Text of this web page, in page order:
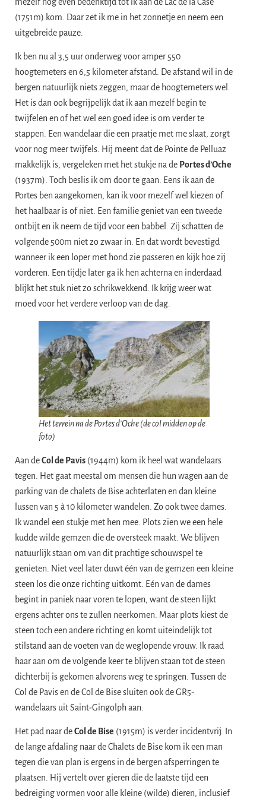
(1751m) kom. Daar zet ik me in het zonnetje en neem een
uitgebreide pauze.
​Ik ben nu al 3,5 uur onderweg voor amper 550
hoogtemeters en 6,5 kilometer afstand. De afstand wil in de
bergen natuurlijk niets zeggen, maar de hoogtemeters wel.
Het is dan ook begrijpelijk dat ik aan mezelf begin te
twijfelen en of het wel een goed idee is om verder te
stappen. Een wandelaar die een praatje met me slaat, zorgt
voor nog meer twijfels. Hij meent dat de Pointe de Pelluaz
makkelijk is, vergeleken met het stukje na de Portes d’Oche
(1937m). Toch beslis ik om door te gaan. Eens ik aan de
Portes ben aangekomen, kan ik voor mezelf wel kiezen of
het haalbaar is of niet. Een familie geniet van een tweede
ontbijt en ik neem de tijd voor een babbel. Zij schatten de
volgende 500m niet zo zwaar in. En dat wordt bevestigd
wanneer ik een loper met hond zie passeren en kijk hoe zij
vorderen. Een tijdje later ga ik hen achterna en inderdaad
blijkt het stuk niet zo schrikwekkend. Ik krijg weer wat
moed voor het verdere verloop van de dag.
Het terrein na de Portes d’Oche (de col midden op de
foto)
Aan deCol de Pavis (1944m) kom ik heel wat wandelaars
tegen. Het gaat meestal om mensen die hun wagen aan de
parking van de chalets de Bise achterlaten en dan kleine
lussen van 5 à 10 kilometer wandelen. Zo ook twee dames.
Ik wandel een stukje met hen mee. Plots zien we een hele
kudde wilde gemzen die de oversteek maakt. We blijven
natuurlijk staan om van dit prachtige schouwspel te
genieten. Niet veel later duwt één van de gemzen een kleine
steen los die onze richting uitkomt. Eén van de dames
begint in paniek naar voren te lopen, want de steen lijkt
ergens achter ons te zullen neerkomen. Maar plots kiest de
steen toch een andere richting en komt uiteindelijk tot
stilstand aan de voeten van de weglopende vrouw. Ik raad
haar aan om de volgende keer te blijven staan tot de steen
dichterbij is gekomen alvorens weg te springen. Tussen de
Col de Pavis en de Col de Bise sluiten ook de GR5-
wandelaars uit Saint-Gingolph aan.
​Het pad naar deCol de Bise (1915m) is verder incidentvrij. In
de lange afdaling naar de Chalets de Bise kom ik een man
tegen die van plan is ergens in de bergen afsperringen te
plaatsen. Hij vertelt over gieren die de laatste tijd een
bedreiging vormen voor alle kleine (wilde) dieren, inclusief